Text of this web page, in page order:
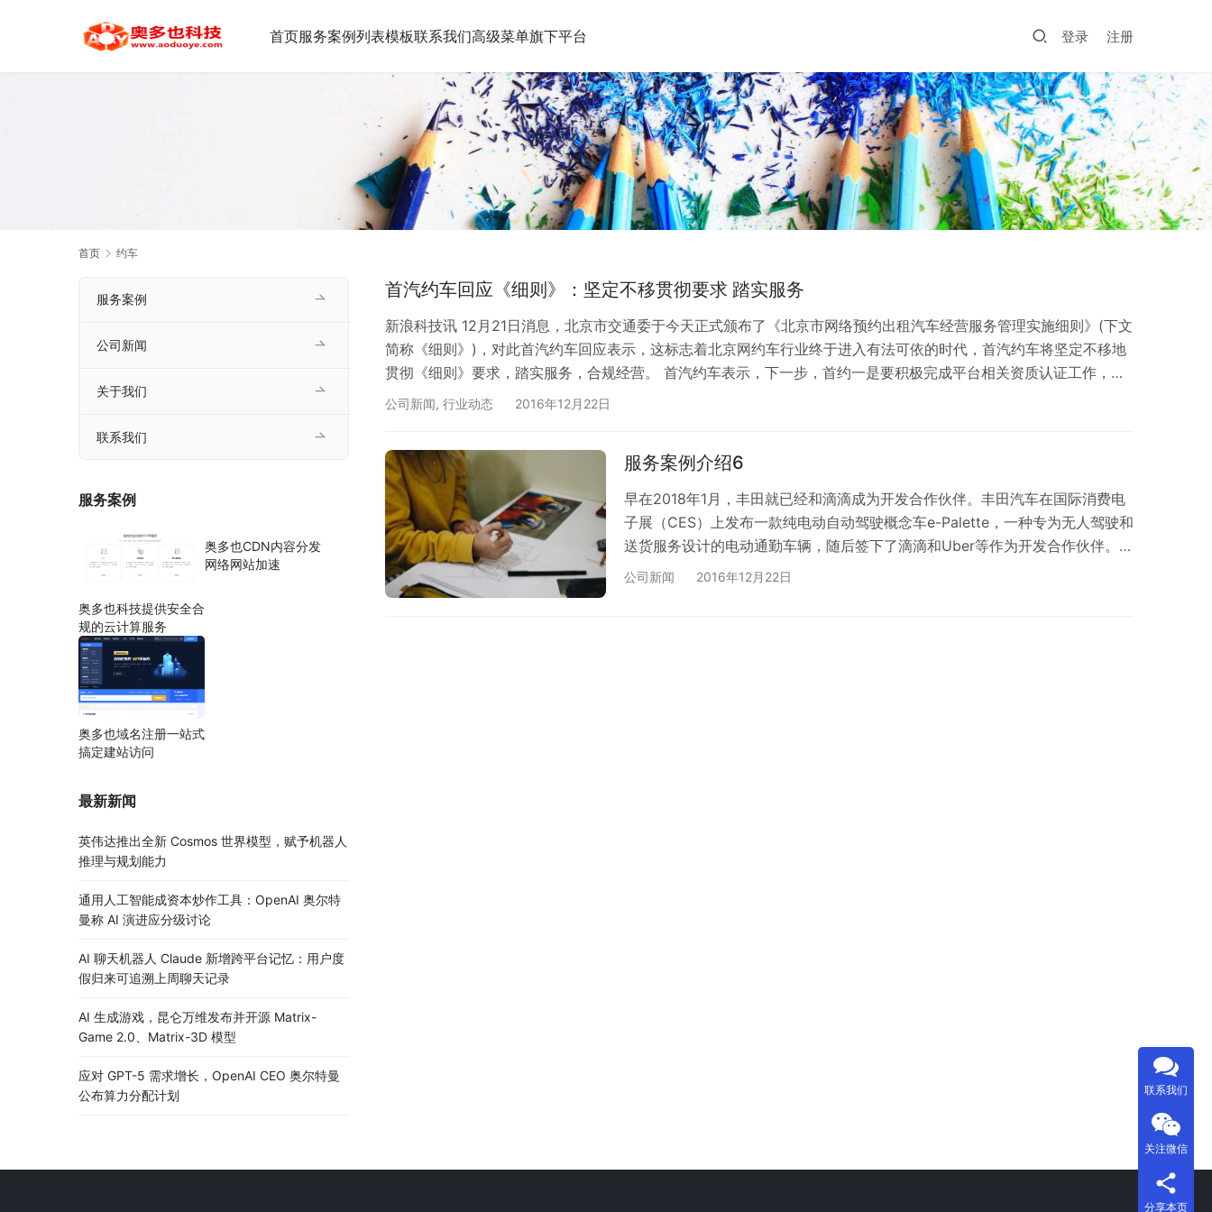
首页服务案例列表模板联系我们高级菜单旗下平台 登录 注册
首页 约车
首汽约车回应《细则》：坚定不移贯彻要求 踏实服务
新浪科技讯 12月21日消息，北京市交通委于今天正式颁布了《北京市网络预约出租汽车经营服务管理实施细则》(下文
简称《细则》)，对此首汽约车回应表示，这标志着北京网约车行业终于进入有法可依的时代，首汽约车将坚定不移地
贯彻《细则》要求，踏实服务，合规经营。 首汽约车表示，下一步，首约一是要积极完成平台相关资质认证工作，一
如既往地配合行业监管。二是不断优化产品，为用户提供更加便捷、舒适、高效的出行体验。三是做好线下服务，不
公司新闻, 行业动态 2016年12月22日
服务案例介绍6
早在2018年1月，丰田就已经和滴滴成为开发合作伙伴。丰田汽车在国际消费电
子展（CES）上发布一款纯电动自动驾驶概念车e-Palette，一种专为无人驾驶和
送货服务设计的电动通勤车辆，随后签下了滴滴和Uber等作为开发合作伙伴。
从过往的经历来看，此次投资滴滴符合丰田一贯的战略。 不止是滴滴，2018年6
公司新闻 2016年12月22日
服务案例
公司新闻
关于我们
联系我们
服务案例
奥多也科技提供安全合
规的云计算服务
奥多也CDN内容分发
网络网站加速
奥多也域名注册一站式
搞定建站访问
最新新闻
英伟达推出全新 Cosmos 世界模型，赋予机器人
推理与规划能力
通用人工智能成资本炒作工具：OpenAI 奥尔特
曼称 AI 演进应分级讨论
AI 聊天机器人 Claude 新增跨平台记忆：用户度
假归来可追溯上周聊天记录
AI 生成游戏，昆仑万维发布并开源 Matrix-
Game 2.0、Matrix-3D 模型
应对 GPT-5 需求增长，OpenAI CEO 奥尔特曼
公布算力分配计划
联系我们
关注微信
分享本页